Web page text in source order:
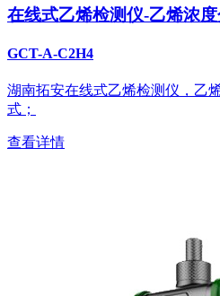
在线式乙烯检测仪-乙烯浓
GCT-A-C2H4
湖南拓安在线式乙烯检测仪，乙
式；
查看详情